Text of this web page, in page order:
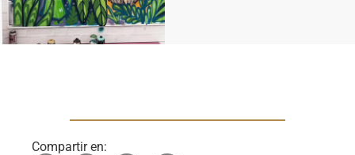
Compartir en: